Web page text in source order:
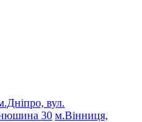
вул.
30 м.Вінниця,